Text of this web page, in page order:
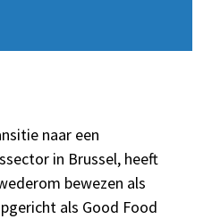
naar een
in Brussel, heeft
bewezen als
als Good Food